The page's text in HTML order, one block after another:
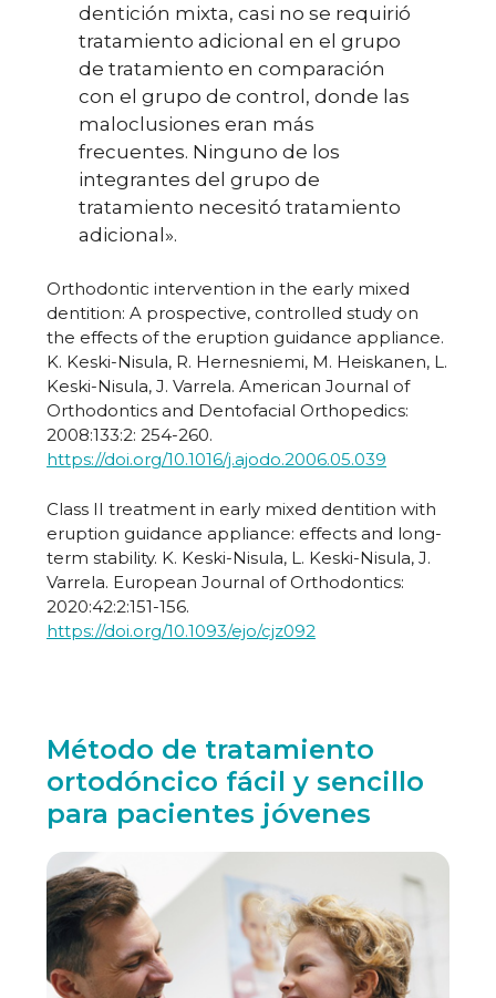
dentición mixta, casi no se requirió
tratamiento adicional en el grupo
de tratamiento en comparación
con el grupo de control, donde las
maloclusiones eran más
frecuentes. Ninguno de los
integrantes del grupo de
tratamiento necesitó tratamiento
adicional».
Orthodontic intervention in the early mixed
dentition: A prospective, controlled study on
the effects of the eruption guidance appliance.
K. Keski-Nisula, R. Hernesniemi, M. Heiskanen, L.
Keski-Nisula, J. Varrela. American Journal of
Orthodontics and Dentofacial Orthopedics:
2008:133:2: 254-260.
https://doi.org/10.1016/j.ajodo.2006.05.039
Class II treatment in early mixed dentition with
eruption guidance appliance: effects and long-
term stability. K. Keski-Nisula, L. Keski-Nisula, J.
Varrela. European Journal of Orthodontics:
2020:42:2:151-156.
https://doi.org/10.1093/ejo/cjz092
Método de tratamiento
ortodóncico fácil y sencillo
para pacientes jóvenes